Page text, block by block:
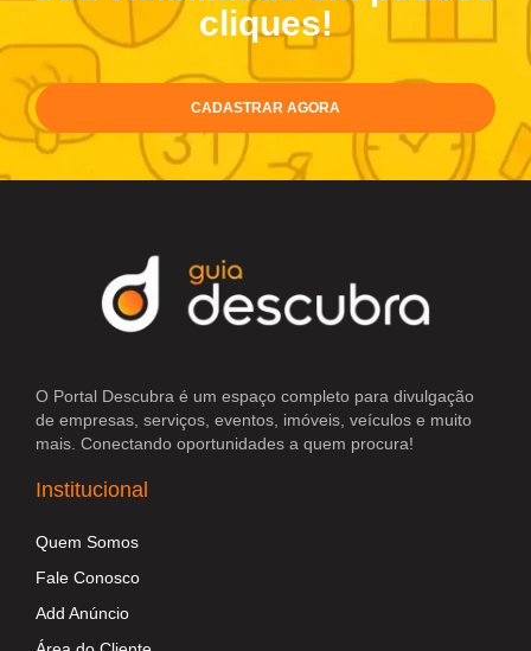
cliques!
CADASTRAR AGORA
O Portal Descubra é um espaço completo para divulgação
de empresas, serviços, eventos, imóveis, veículos e muito
mais. Conectando oportunidades a quem procura!
Institucional
Quem Somos
Fale Conosco
Add Anúncio